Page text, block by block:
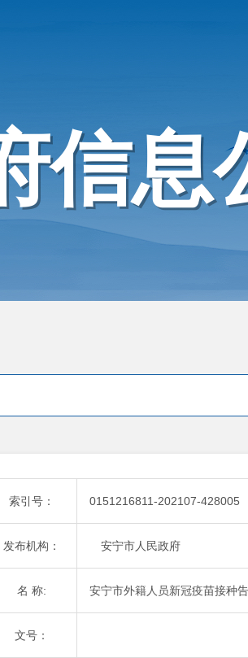
信息
索引号： 0151216811-202107-428005
发布机构： 安宁市人民政府
名 称: 安宁市外籍人员新冠疫苗接种
文号：